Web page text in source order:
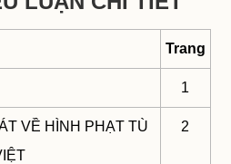
Trang
1
VỀ HÌNH PHẠT TÙ
2